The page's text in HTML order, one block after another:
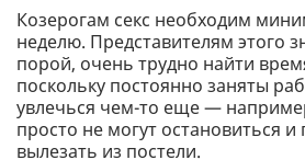
Козерогам секс необходим
неделю. Представителям этого
порой, очень трудно найти
поскольку постоянно заняты
увлечься чем-то еще —
просто не могут остановиться и
вылезать из постели.